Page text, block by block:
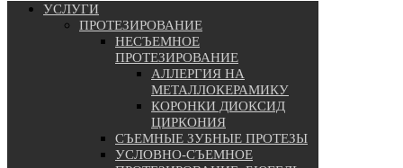
УСЛУГИ
ПРОТЕЗИРОВАНИЕ
НЕСЪЕМНОЕ
ПРОТЕЗИРОВАНИЕ
АЛЛЕРГИЯ НА
МЕТАЛЛОКЕРАМИКУ
КОРОНКИ ДИОКСИД
ЦИРКОНИЯ
СЪЕМНЫЕ ЗУБНЫЕ ПРОТЕЗЫ
УСЛОВНО-СЪЕМНОЕ